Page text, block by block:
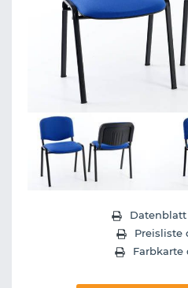
Preisliste
Farbkarte